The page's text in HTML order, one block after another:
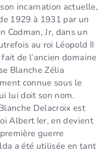
incarnation actuelle,
1929 à 1931 par un
Codman, Jr, dans un
au roi Léopold II
de l’ancien domaine
Blanche Zélia
connue sous le
lui doit son nom.
Delacroix est
Albert Ier, en devient
guerre
a été utilisée en tant